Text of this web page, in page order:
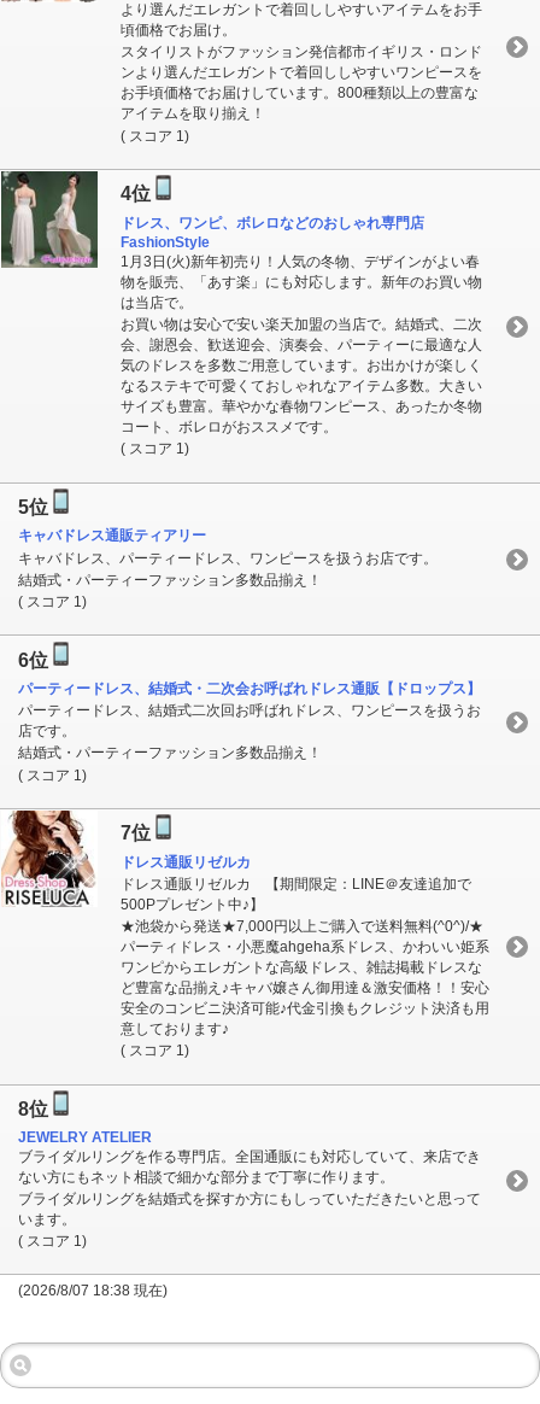
より選んだエレガントで着回ししやすいアイテムをお手
頃価格でお届け。
スタイリストがファッション発信都市イギリス・ロンド
ンより選んだエレガントで着回ししやすいワンピースを
お手頃価格でお届けしています。800種類以上の豊富な
アイテムを取り揃え！
( スコア 1)
4位
ドレス、ワンピ、ボレロなどのおしゃれ専門店
FashionStyle
1月3日(火)新年初売り！人気の冬物、デザインがよい春
物を販売、「あす楽」にも対応します。新年のお買い物
は当店で。
お買い物は安心で安い楽天加盟の当店で。結婚式、二次
会、謝恩会、歓送迎会、演奏会、パーティーに最適な人
気のドレスを多数ご用意しています。お出かけが楽しく
なるステキで可愛くておしゃれなアイテム多数。大きい
サイズも豊富。華やかな春物ワンピース、あったか冬物
コート、ボレロがおススメです。
( スコア 1)
5位
キャバドレス通販ティアリー
キャバドレス、パーティードレス、ワンピースを扱うお店です。
結婚式・パーティーファッション多数品揃え！
( スコア 1)
6位
パーティードレス、結婚式・二次会お呼ばれドレス通販【ドロップス】
パーティードレス、結婚式二次回お呼ばれドレス、ワンピースを扱うお
店です。
結婚式・パーティーファッション多数品揃え！
( スコア 1)
7位
ドレス通販リゼルカ
ドレス通販リゼルカ 【期間限定：LINE＠友達追加で
500Pプレゼント中♪】
★池袋から発送★7,000円以上ご購入で送料無料(^0^)/★
パーティドレス・小悪魔ahgeha系ドレス、かわいい姫系
ワンピからエレガントな高級ドレス、雑誌掲載ドレスな
ど豊富な品揃え♪キャバ嬢さん御用達＆激安価格！！安心
安全のコンビニ決済可能♪代金引換もクレジット決済も用
意しております♪
( スコア 1)
8位
JEWELRY ATELIER
ブライダルリングを作る専門店。全国通販にも対応していて、来店でき
ない方にもネット相談で細かな部分まで丁寧に作ります。
ブライダルリングを結婚式を探すか方にもしっていただきたいと思って
います。
( スコア 1)
(2026/8/07 18:38 現在)